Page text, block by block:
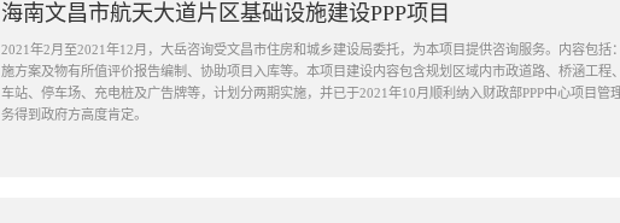
海南文昌市航天大道片区基础设施建设PPP项目
2021年2月至2021年12月，大岳咨询受文昌市住房和城乡建设局委托，为本项目提供咨询服务。内容包括
施方案及物有所值评价报告编制、协助项目入库等。本项目建设内容包含规划区域内市政道路、桥涵工程
车站、停车场、充电桩及广告牌等，计划分两期实施，并已于2021年10月顺利纳入财政部PPP中心项目管
务得到政府方高度肯定。